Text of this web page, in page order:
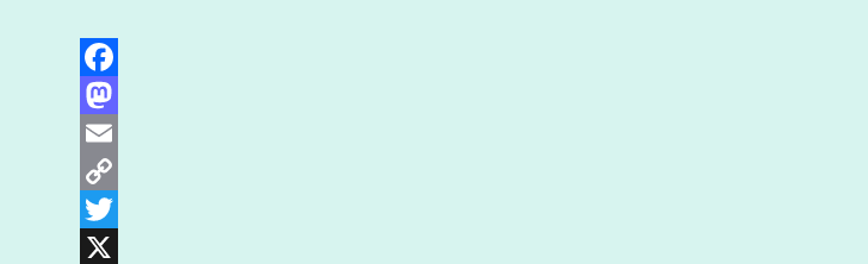
Facebook
Mastodon
Email
Copy
Link
Twitter